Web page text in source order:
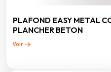
PLAFOND EASY METAL
PLANCHER BETON
Voir